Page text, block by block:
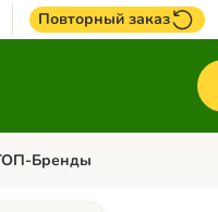
Повторный заказ
меню категории: +
Бренды